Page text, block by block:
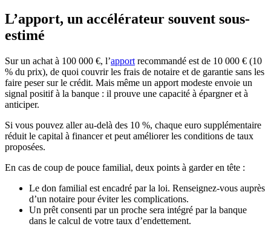
L’apport, un accélérateur souvent sous-
estimé
Sur un achat à 100 000 €, l’apport recommandé est de 10 000 € (10
% du prix), de quoi couvrir les frais de notaire et de garantie sans les
faire peser sur le crédit. Mais même un apport modeste envoie un
signal positif à la banque : il prouve une capacité à épargner et à
anticiper.
Si vous pouvez aller au-delà des 10 %, chaque euro supplémentaire
réduit le capital à financer et peut améliorer les conditions de taux
proposées.
En cas de coup de pouce familial, deux points à garder en tête :
Le don familial est encadré par la loi. Renseignez-vous auprès
d’un notaire pour éviter les complications.
Un prêt consenti par un proche sera intégré par la banque
dans le calcul de votre taux d’endettement.